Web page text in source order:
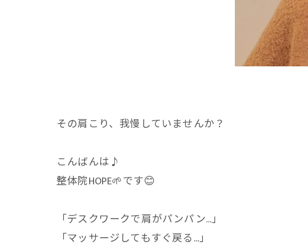
その肩こり、我慢していませんか？
こんばんは♪
整体院HOPE🌱です😊
「デスクワークで肩がパンパン…」
「マッサージしてもすぐ戻る…」